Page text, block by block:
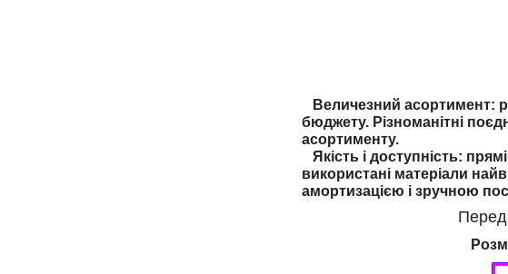
Величезний асортимент:
бюджету. Різноманітні
асортименту.
Якість і доступність:
використані матеріали
амортизацією і зручною
Перед